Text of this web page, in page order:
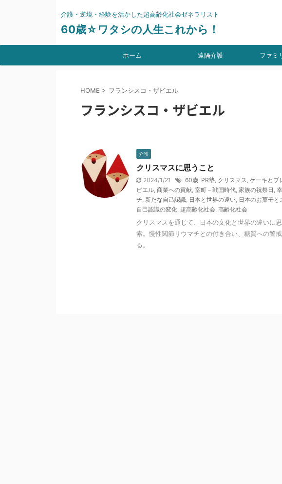
介護・逆境・経験を活かした超高齢化社会ゼネラリスト
60歳☆ワタシの人生これから！
ホーム 遠隔介護 ファミ
HOME > フランシスコ・ザビエル
フランシスコ・ザビエル
介護
クリスマスに思うこと
2024/1/21 60歳, PR塾, クリスマス, ケーキとプ
ビエル, 商業への貢献, 室町－戦国時代, 家族の祝祭日 ,
チ, 新たな自己認識, 日本と世界の違い, 日本のお菓子と
自己認識の変化, 超高齢化社会, 高齢化社会
クリスマスを通じて、日本の文化と世界の違いに
索。慢性関節リウマチとの付き合い、糖質への警
る。